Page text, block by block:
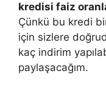
kredisi faiz
Çünkü bu kredi
için sizlere
kaç indirim
paylaşacağım.